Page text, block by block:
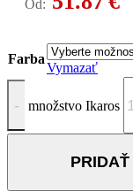
Od:
Farba
Vymazať
množstvo Ikaros